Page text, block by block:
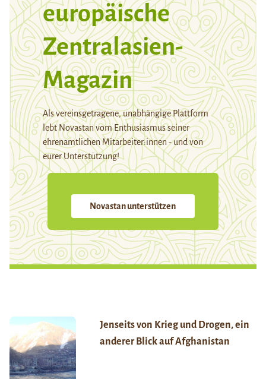
europäische
Zentralasien-
Magazin
Als vereinsgetragene, unabhängige Plattform
lebt Novastan vom Enthusiasmus seiner
ehrenamtlichen Mitarbeiter:innen - und von
eurer Unterstützung!
Novastan unterstützen
Jenseits von Krieg und Drogen, ein
anderer Blick auf Afghanistan